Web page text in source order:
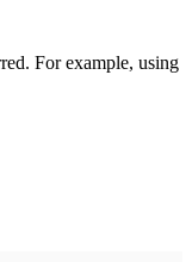
For example, using